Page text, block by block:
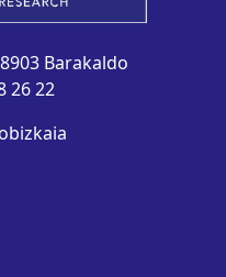
Barakaldo
26 22